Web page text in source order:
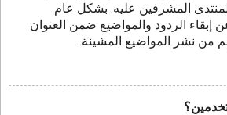
المشرفين عليه. بشكل عام
الردود والمواضيع ضمن العنوان
من نشر المواضيع المشينة.